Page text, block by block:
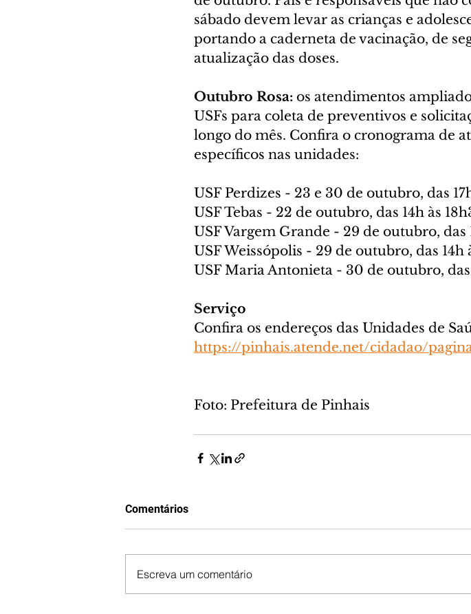
sábado devem levar as crianças e
portando a caderneta de vacinação, de
atualização das doses.
Outubro Rosa: os atendimentos
USFs para coleta de preventivos e
longo do mês. Confira o cronograma de
específicos nas unidades:
USF Perdizes - 23 e 30 de outubro, das
USF Tebas - 22 de outubro, das 14h às
USF Vargem Grande - 29 de outubro, das
USF Weissópolis - 29 de outubro, das 14h
USF Maria Antonieta - 30 de outubro, das
Serviço
Confira os endereços das Unidades de
https://pinhais.atende.net/cidadao/
Foto: Prefeitura de Pinhais
Comentários
Escreva um comentário